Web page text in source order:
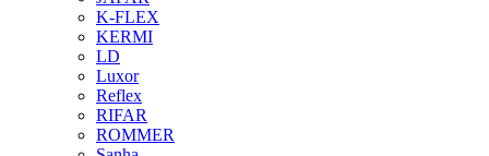
K-FLEX
KERMI
LD
Luxor
Reflex
RIFAR
ROMMER